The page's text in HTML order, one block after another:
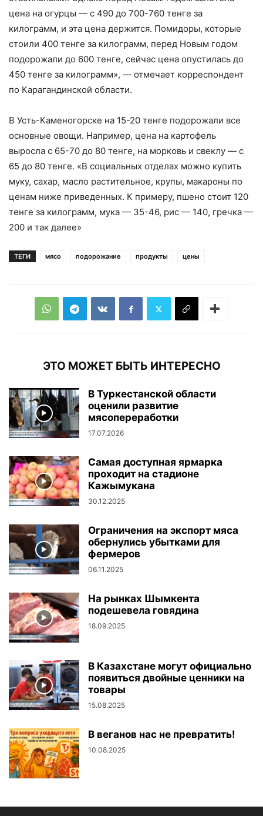
цена на огурцы — с 490 до 700-760 тенге за
килограмм, и эта цена держится. Помидоры, которые
стоили 400 тенге за килограмм, перед Новым годом
подорожали до 600 тенге, сейчас цена опустилась до
450 тенге за килограмм», — отмечает корреспондент
по Карагандинской области.
В Усть-Каменогорске на 15-20 тенге подорожали все
основные овощи. Например, цена на картофель
выросла с 65-70 до 80 тенге, на морковь и свеклу — с
65 до 80 тенге. «В социальных отделах можно купить
муку, сахар, масло растительное, крупы, макароны по
ценам ниже приведенных. К примеру, пшено стоит 120
тенге за килограмм, мука — 35-46, рис — 140, гречка —
200 и так далее»
ТЕГИ мясо подорожание продукты цены
ЭТО МОЖЕТ БЫТЬ ИНТЕРЕСНО
В Туркестанской области
оценили развитие
мясопереработки
17.07.2026
Самая доступная ярмарка
проходит на стадионе
Кажымукана
30.12.2025
Ограничения на экспорт мяса
обернулись убытками для
фермеров
06.11.2025
На рынках Шымкента
подешевела говядина
18.09.2025
В Казахстане могут официально
появиться двойные ценники на
товары
15.08.2025
В веганов нас не превратить!
10.08.2025